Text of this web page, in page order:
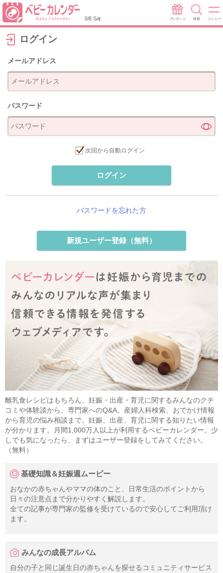
8/8 Sat プレゼント 検索 メニュー
ログイン
メールアドレス
パスワード
次回から自動ログイン
ログイン
パスワードを忘れた方
新規ユーザー登録（無料）
離乳食レシピはもちろん、妊娠・出産・育児に関するみんなのクチ
コミや体験談から、専門家へのQ&A。産婦人科検索、おでかけ情報
から育児の悩み相談まで。妊娠、出産、育児に関する知りたい情報
が分かります。月間1,000万人以上が利用するベビーカレンダー。少
しでも気になったら、まずはユーザー登録をしてみてください。
（無料）
基礎知識＆妊娠週ムービー
おなかの赤ちゃんやママの体のこと、日常生活のポイントから
日々の注意点まで分かりやすく解説します。
全ての記事が専門家の監修を受けているので安心してご利用頂け
ます。
みんなの成長アルバム
自分の子と同じ誕生日の赤ちゃんを探せるコミュニティサービス